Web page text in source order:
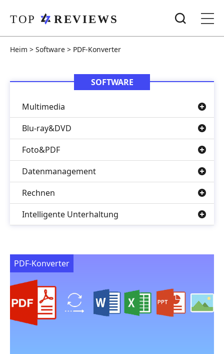
Heim > Software > PDF-Konverter
SOFTWARE
Multimedia
Blu-ray&DVD
Foto&PDF
Datenmanagement
Rechnen
Intelligente Unterhaltung
PDF-Konverter